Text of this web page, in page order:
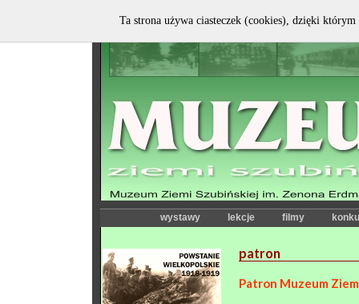
wystawy lekcje filmy
patron
Patron Muzeum
Ta strona używa ciasteczek (cookies), dzięki